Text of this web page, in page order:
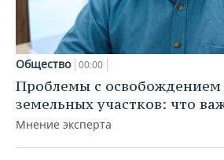
Общество 00:00
Проблемы с
земельных участков: что
Мнение эксперта